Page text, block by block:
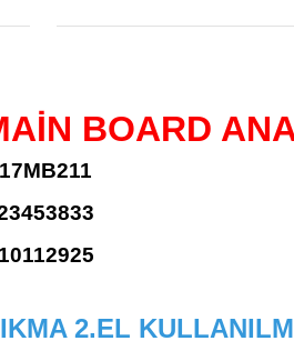
BOARD
17MB211
10112925
2.EL